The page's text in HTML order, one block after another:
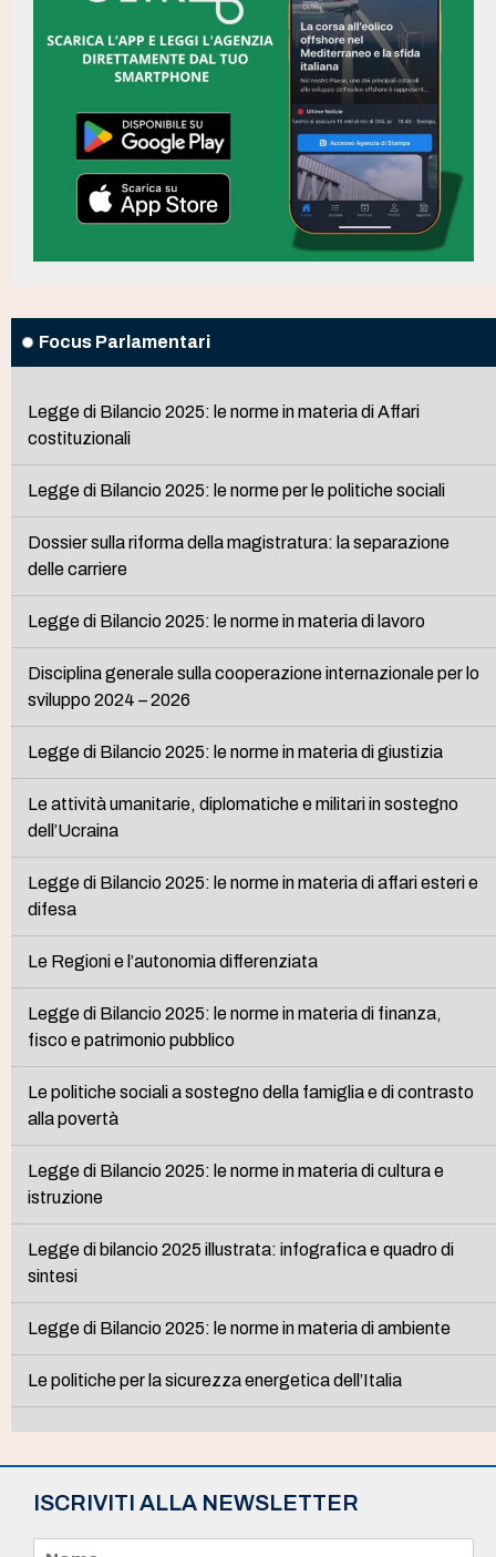
Focus Parlamentari
Legge di Bilancio 2025: le norme in materia di Affari
costituzionali
Legge di Bilancio 2025: le norme per le politiche sociali
Dossier sulla riforma della magistratura: la separazione
delle carriere
Legge di Bilancio 2025: le norme in materia di lavoro
Disciplina generale sulla cooperazione internazionale per lo
sviluppo 2024 – 2026
Legge di Bilancio 2025: le norme in materia di giustizia
Le attività umanitarie, diplomatiche e militari in sostegno
dell’Ucraina
Legge di Bilancio 2025: le norme in materia di affari esteri e
difesa
Le Regioni e l’autonomia differenziata
Legge di Bilancio 2025: le norme in materia di finanza,
fisco e patrimonio pubblico
Le politiche sociali a sostegno della famiglia e di contrasto
alla povertà
Legge di Bilancio 2025: le norme in materia di cultura e
istruzione
Legge di bilancio 2025 illustrata: infografica e quadro di
sintesi
Legge di Bilancio 2025: le norme in materia di ambiente
Le politiche per la sicurezza energetica dell’Italia
ISCRIVITI ALLA NEWSLETTER